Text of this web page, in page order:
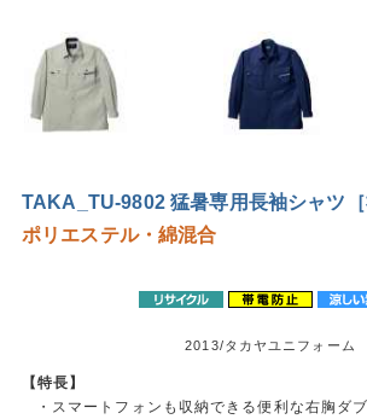
TAKA_TU-9802 猛暑専用長袖シャツ［
ポリエステル・綿混合
2013/タカヤユニフォーム
【特長】
・スマートフォンも収納できる便利な右胸ダ